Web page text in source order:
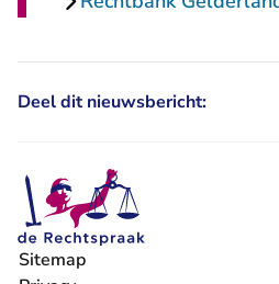
Deel dit nieuwsbericht:
Sitemap